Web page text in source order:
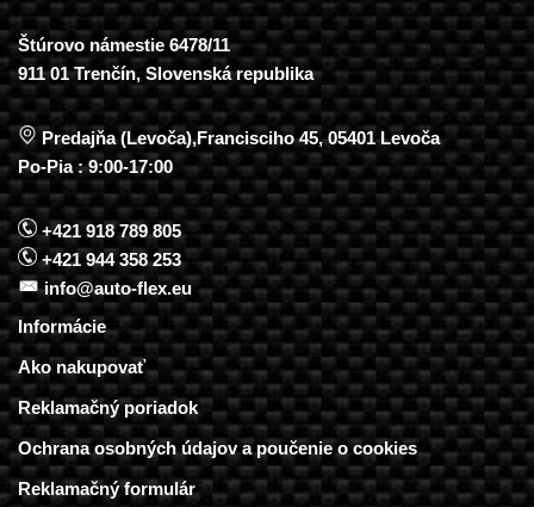
Štúrovo námestie 6478/11
911 01 Trenčín, Slovenská republika
Predajňa (Levoča),Francisciho 45, 05401 Levoča
Po-Pia : 9:00-17:00
+421 918 789 805
+421 944 358 253
info@auto-flex.eu
Informácie
Ako nakupovať
Reklamačný poriadok
Ochrana osobných údajov a poučenie o cookies
Reklamačný formulár